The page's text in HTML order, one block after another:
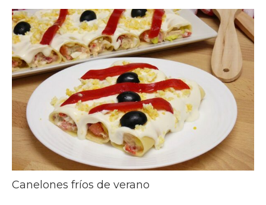
Canelones fríos de verano